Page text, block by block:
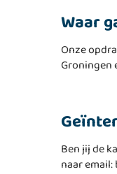
Waar
Onze
Groningen
Ben jij de
naar email: